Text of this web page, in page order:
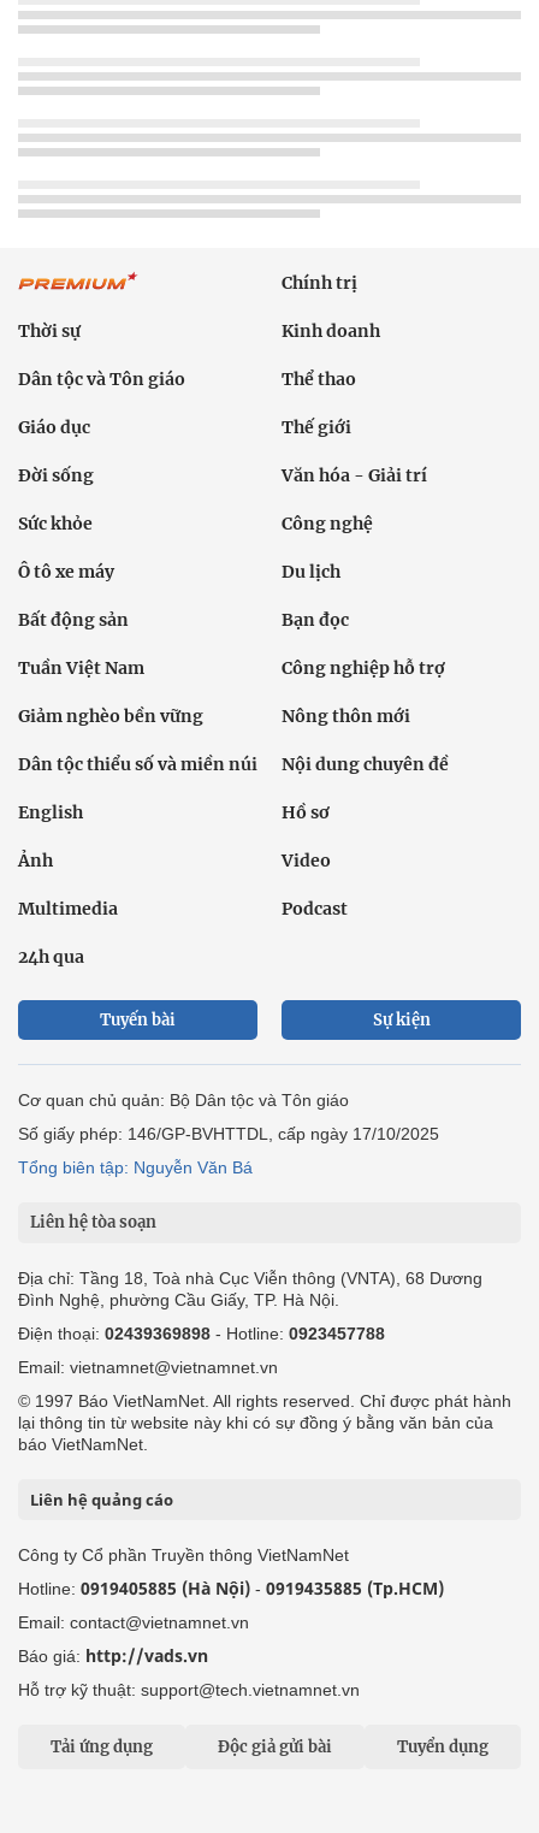
Chính trị
Thời sự Kinh doanh
Dân tộc và Tôn giáo Thể thao
Giáo dục Thế giới
Đời sống Văn hóa - Giải trí
Sức khỏe Công nghệ
Ô tô xe máy Du lịch
Bất động sản Bạn đọc
Tuần Việt Nam Công nghiệp hỗ trợ
Giảm nghèo bền vững Nông thôn mới
Dân tộc thiểu số và miền núi Nội dung chuyên đề
English Hồ sơ
Ảnh Video
Multimedia Podcast
24h qua
Tuyến bài Sự kiện
Cơ quan chủ quản: Bộ Dân tộc và Tôn giáo
Số giấy phép: 146/GP-BVHTTDL, cấp ngày 17/10/2025
Tổng biên tập: Nguyễn Văn Bá
Liên hệ tòa soạn
Địa chỉ: Tầng 18, Toà nhà Cục Viễn thông (VNTA), 68 Dương
Đình Nghệ, phường Cầu Giấy, TP. Hà Nội.
Điện thoại: 02439369898 - Hotline: 0923457788
Email: vietnamnet@vietnamnet.vn
© 1997 Báo VietNamNet. All rights reserved. Chỉ được phát hành
lại thông tin từ website này khi có sự đồng ý bằng văn bản của
báo VietNamNet.
Liên hệ quảng cáo
Công ty Cổ phần Truyền thông VietNamNet
Hotline: 0919405885 (Hà Nội) - 0919435885 (Tp.HCM)
Email: contact@vietnamnet.vn
Báo giá: http://vads.vn
Hỗ trợ kỹ thuật: support@tech.vietnamnet.vn
Tải ứng dụng Độc giả gửi bài Tuyển dụng